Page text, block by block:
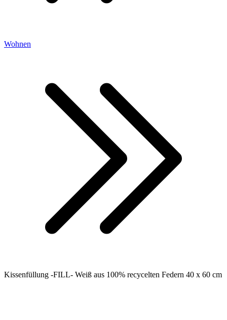
Wohnen
Kissenfüllung -FILL- Weiß aus 100% recycelten Federn 40 x 60 cm